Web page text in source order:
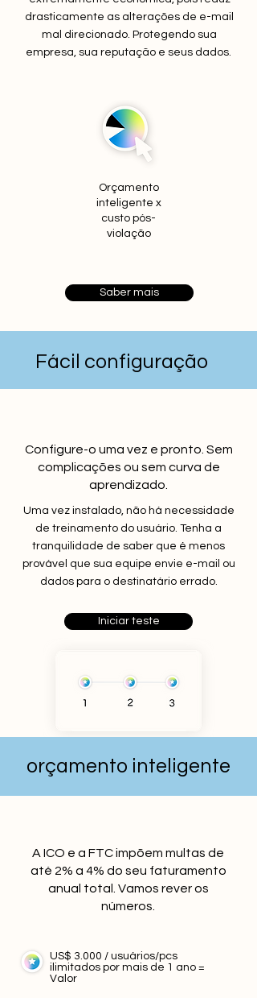
drasticamente as alterações de e-mail
mal direcionado. Protegendo sua
empresa, sua reputação e seus dados.
Orçamento
inteligente x
custo pós-
violação
Saber mais
Fácil configuração
Configure-o uma vez e pronto. Sem
complicações ou sem curva de
aprendizado.
Uma vez instalado, não há necessidade
de treinamento do usuário. Tenha a
tranquilidade de saber que é menos
provável que sua equipe envie e-mail ou
dados para o destinatário errado.
Iniciar teste
orçamento inteligente
A ICO e a FTC impõem multas de
até 2% a 4% do seu faturamento
anual total. Vamos rever os
números.
US$ 3.000 / usuários/pcs
ilimitados por mais de 1 ano =
Valor